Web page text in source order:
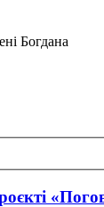
Богдана